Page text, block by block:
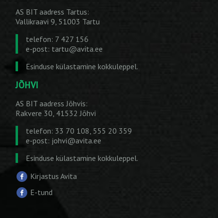
AS BIT aadress Tartus:
Vallikraavi 9, 51003 Tartu
telefon: 7 427 156
e-post: tartu@avita.ee
Esinduse külastamine kokkuleppel.
JÕHVI
AS BIT aadress Jõhvis:
Rakvere 30, 41532 Jõhvi
telefon: 33 70 108, 555 20 359
e-post: johvi@avita.ee
Esinduse külastamine kokkuleppel.
Kirjastus Avita
E-tund